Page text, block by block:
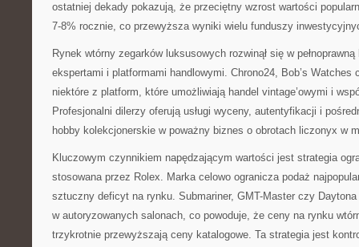
ostatniej dekady pokazują, że przeciętny wzrost wartości
7-8% rocznie, co przewyższa wyniki wielu funduszy
Rynek wtórny zegarków luksusowych rozwinął się w pełnoprawną
ekspertami i platformami handlowymi. Chrono24, Bob’s Watches
niektóre z platform, które umożliwiają handel vintage’owymi i
Profesjonalni dilerzy oferują usługi wyceny, autentyfikacji i
hobby kolekcjonerskie w poważny biznes o obrotach liczonyx w
Kluczowym czynnikiem napędzającym wartości jest strategia
stosowana przez Rolex. Marka celowo ogranicza podaż
sztuczny deficyt na rynku. Submariner, GMT-Master czy
w autoryzowanych salonach, co powoduje, że ceny na rynku
trzykrotnie przewyższają ceny katalogowe. Ta strategia jest